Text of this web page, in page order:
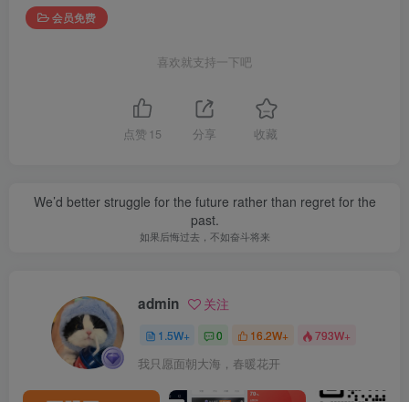
会员免费
喜欢就支持一下吧
点赞 15 分享 收藏
We’d better struggle for the future rather than regret for the
past.
如果后悔过去，不如奋斗将来
admin 关注
1.5W+ 0 16.2W+ 793W+
我只愿面朝大海，春暖花开